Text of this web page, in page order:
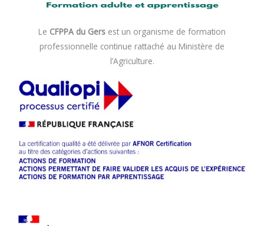
Le CFPPA du Gers est un organisme de formation
professionnelle continue rattaché au Ministère de
l’Agriculture.